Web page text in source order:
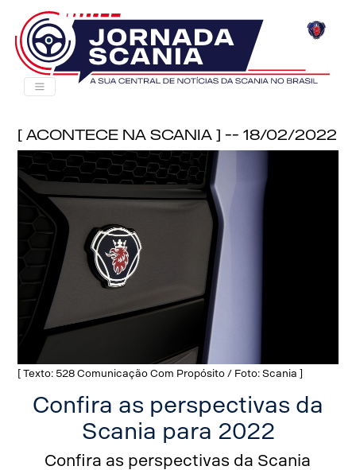
[ Acontece na Scania ] -- 18/02/2022
[ Texto: 528 Comunicação Com Propósito / Foto: Scania ]
Confira as perspectivas da
Scania para 2022
Confira as perspectivas da Scania